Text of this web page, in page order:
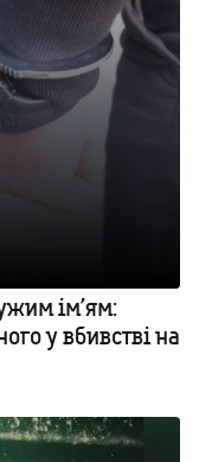
ім’ям:
у вбивстві на